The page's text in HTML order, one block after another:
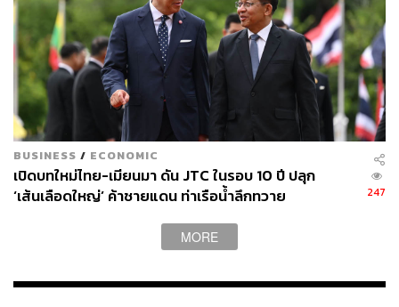
มองความผันผวนเป็นโอกาสและเน้นการป้องกันความ
เสี่ยง
ท่ามกลางภูมิทัศน์ที่ตลาดมีความผันผวนเช่นนี้ แพททริกมอง
ว่า นักลงทุน ผู้ประกอบการนำเข้า และผู้ส่งออก ควรมอง
ความผันผวนเป็นโอกาส
โอกาสสำหรับผู้นำเข้า และส่งออก เมื่อค่าเงินบาทปรับตัวลง
เงินบาทมีการปรับตัวขึ้นจาก 31.6 บาทไปเกือบ 33 บาท ผู้ส่ง
BUSINESS / ECONOMIC
เปิดบทใหม่ไทย-เมียนมา ดัน JTC ในรอบ 10 ปี ปลุก
‘เส้นเลือดใหญ่’ ค้าชายแดน ท่าเรือน้ำลึกทวาย
247
MORE